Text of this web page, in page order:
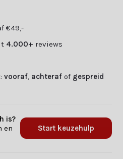
€49,-
4.000+ reviews
vooraf achteraf of gespreid
is?
en
Start keuzehulp